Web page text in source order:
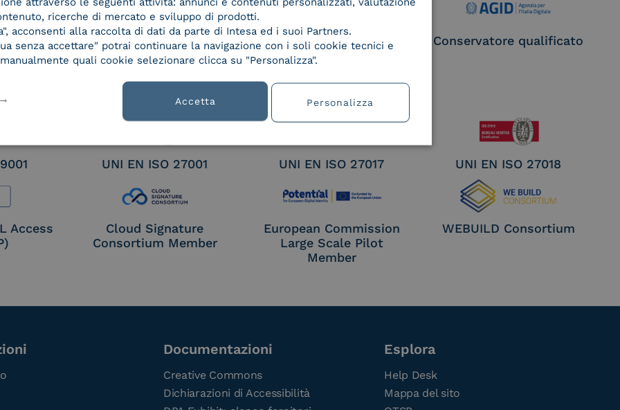
Trust
for
Service Provider e
Aggregatore SPID
Service Provider e
Aggregatore CIE
Conservatore qualificato
UNI EN ISO 27001 UNI EN ISO 27017 UNI EN ISO 27018
Access
Cloud Signature
Consortium Member
European Commission
Large Scale Pilot
Member
WEBUILD Consortium
Documentazioni
Creative Commons
Dichiarazioni di Accessibilità
Esplora
Help Desk
Mappa del sito
ricerche di mercato e sviluppo di prodotti.
acconsenti alla raccolta di dati da parte di Intesa ed i suoi Partners.
senza accettare" potrai continuare la navigazione con i soli cookie tecnici e
quali cookie selezionare clicca su "Personalizza".
Accetta Personalizza